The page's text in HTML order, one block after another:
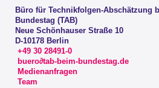
Büro für Technikfolgen-Abschätzung
Bundestag (TAB)
Neue Schönhauser Straße 10
D-10178 Berlin
+49 30 28491-0
buero∂tab-beim-bundestag.de
Medienanfragen
Team